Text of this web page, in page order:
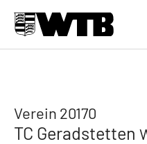
Verein 20170
TC Geradstetten